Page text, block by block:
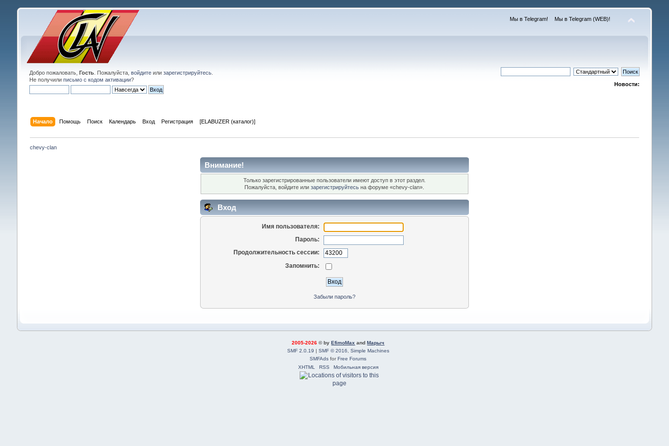
Мы в Telegram! Мы в Telegram (WEB)!
Добро пожаловать, Гость. Пожалуйста, войдитеили зарегистрируйтесь.
Не получили письмо с кодом активации?
Новости:
Начало Помощь Поиск Календарь Вход Регистрация [ELABUZER (каталог)]
chevy-clan
Внимание!
Только зарегистрированные пользователи имеют доступ в этот раздел.
Пожалуйста, войдите илизарегистрируйтесь на форуме «chevy-clan».
Вход
Имя пользователя:
Пароль:
Продолжительность сессии:
Запомнить:
Забыли пароль?
2005-2026 © byEfimoMax andМарыч
SMF 2.0.19 | SMF © 2016
Simple Machines
SMFAds forFree Forums
XHTML
RSS Мобильная версия